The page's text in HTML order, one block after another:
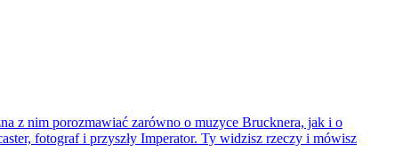
z nim porozmawiać zarówno o muzyce Brucknera, jak i o
fotograf i przyszły Imperator. Ty widzisz rzeczy i mówisz